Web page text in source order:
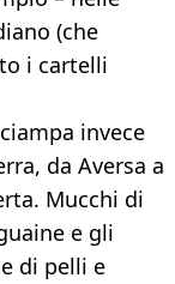
(che
i cartelli
invece
da Aversa a
Mucchi di
e gli
di pelli e